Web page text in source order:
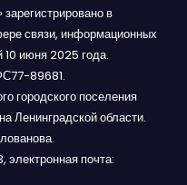
в
связи, информационных
10 июня 2025 года.
89681.
городского поселения
Ленинградской области.
почта: